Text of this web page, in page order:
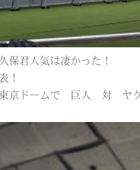
保君人気は凄かった！
！
東京ドームで 巨人 対 ヤ